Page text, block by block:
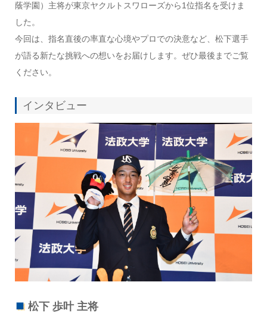
蔭学園）主将が東京ヤクルトスワローズから1位指名を受けま
した。
今回は、指名直後の率直な心境やプロでの決意など、松下選手
が語る新たな挑戦への想いをお届けします。ぜひ最後までご覧
ください。
インタビュー
松下 歩叶 主将